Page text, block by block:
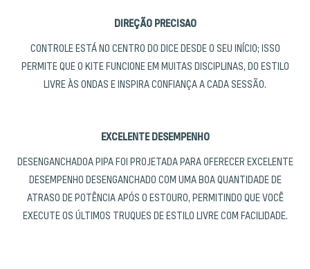
DIREÇÃO PRECISAO
CONTROLE ESTÁ NO CENTRO DO DICE DESDE O SEU INÍCIO; ISSO
PERMITE QUE O KITE FUNCIONE EM MUITAS DISCIPLINAS, DO ESTILO
LIVRE ÀS ONDAS E INSPIRA CONFIANÇA A CADA SESSÃO.
EXCELENTE DESEMPENHO
DESENGANCHADOA PIPA FOI PROJETADA PARA OFERECER EXCELENTE
DESEMPENHO DESENGANCHADO COM UMA BOA QUANTIDADE DE
ATRASO DE POTÊNCIA APÓS O ESTOURO, PERMITINDO QUE VOCÊ
EXECUTE OS ÚLTIMOS TRUQUES DE ESTILO LIVRE COM FACILIDADE.